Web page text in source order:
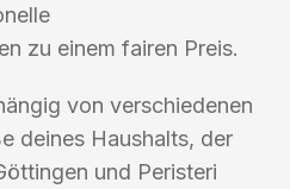
zu einem fairen Preis.
von verschiedenen
deines Haushalts, der
und Peristeri